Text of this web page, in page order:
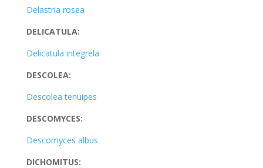
Delastria rosea
DELICATULA:
Delicatula integrela
DESCOLEA:
Descolea tenuipes
DESCOMYCES:
Descomyces albus
DICHOMITUS: